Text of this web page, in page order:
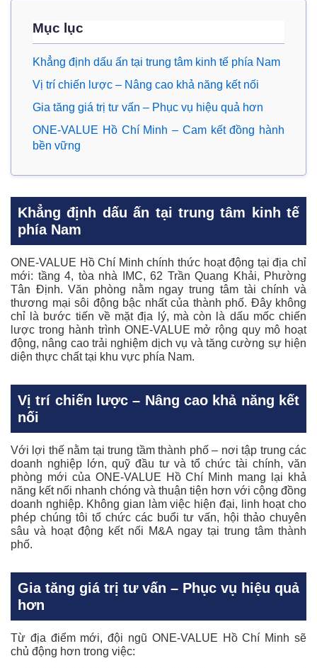
Mục lục
Khẳng định dấu ấn tại trung tâm kinh tế phía Nam
Vị trí chiến lược – Nâng cao khả năng kết nối
Gia tăng giá trị tư vấn – Phục vụ hiệu quả hơn
ONE-VALUE Hồ Chí Minh – Cam kết đồng hành
bền vững
Khẳng định dấu ấn tại trung tâm kinh tế
phía Nam
ONE-VALUE Hồ Chí Minh chính thức hoạt động tại địa chỉ
mới: tầng 4, tòa nhà IMC, 62 Trần Quang Khải, Phường
Tân Định. Văn phòng nằm ngay trung tâm tài chính và
thương mại sôi động bậc nhất của thành phố. Đây không
chỉ là bước tiến về mặt địa lý, mà còn là dấu mốc chiến
lược trong hành trình ONE-VALUE mở rộng quy mô hoạt
động, nâng cao trải nghiệm dịch vụ và tăng cường sự hiện
diện thực chất tại khu vực phía Nam.
Vị trí chiến lược – Nâng cao khả năng kết
nối
Với lợi thế nằm tại trung tầm thành phố – nơi tập trung các
doanh nghiệp lớn, quỹ đầu tư và tổ chức tài chính, văn
phòng mới của ONE-VALUE Hồ Chí Minh mang lại khả
năng kết nối nhanh chóng và thuận tiện hơn với cộng đồng
doanh nghiệp. Không gian làm việc hiện đại, linh hoạt cho
phép chúng tôi tổ chức các buổi tư vấn, hội thảo chuyên
sâu và hoạt động kết nối M&A ngay tại trung tâm thành
phố.
Gia tăng giá trị tư vấn – Phục vụ hiệu quả
hơn
Từ địa điểm mới, đội ngũ ONE-VALUE Hồ Chí Minh sẽ
chủ động hơn trong việc: